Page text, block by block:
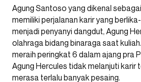
Agung Santoso yang dikenal sebagai
memiliki perjalanan karir yang
menjadi penyanyi dangdut, Agung
olahraga bidang binaraga saat
meraih peringkat 6 dalam ajang pra
Agung Hercules tidak melanjuti karir
merasa terlalu banyak pesaing.